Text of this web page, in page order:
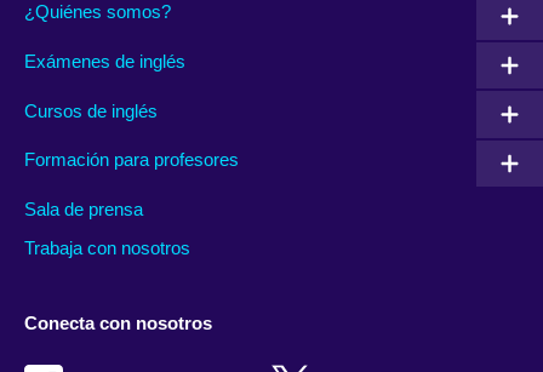
¿Quiénes somos?
Exámenes de inglés
Cursos de inglés
Formación para profesores
Sala de prensa
Trabaja con nosotros
Conecta con nosotros